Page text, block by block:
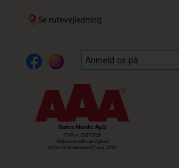
Se rutevejledning